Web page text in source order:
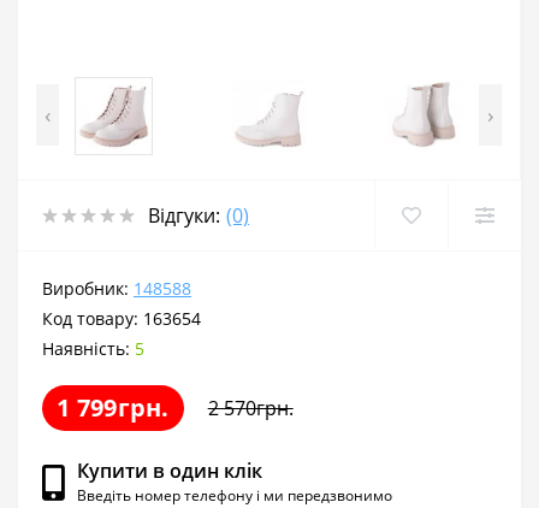
‹ ›
Відгуки: (0)
Виробник: 148588
Код товару: 163654
Наявність: 5
1 799грн. 2 570грн.
Купити в один клік
Введіть номер телефону і ми передзвонимо